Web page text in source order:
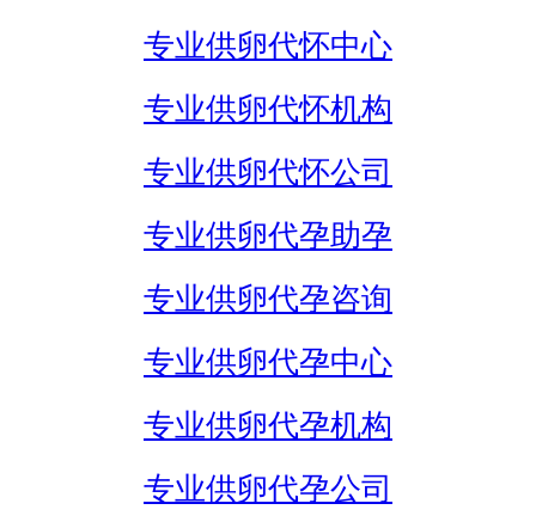
专业供卵代怀中心
专业供卵代怀机构
专业供卵代怀公司
专业供卵代孕助孕
专业供卵代孕咨询
专业供卵代孕中心
专业供卵代孕机构
专业供卵代孕公司